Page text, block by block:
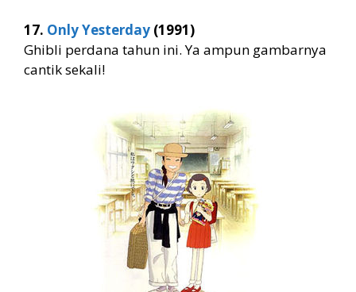
17. Only Yesterday (1991)
Ghibli perdana tahun ini. Ya ampun gambarnya
cantik sekali!